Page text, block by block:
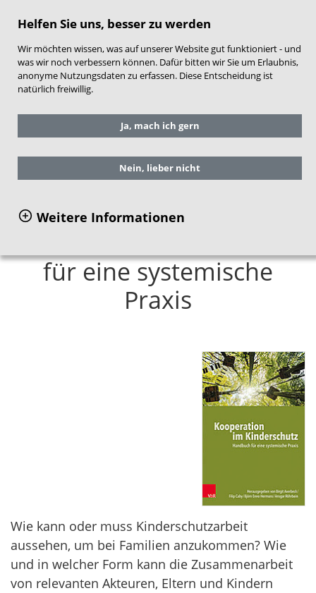
Helfen Sie uns, besser zu werden
Wir möchten wissen, was auf unserer Website gut funktioniert - und
was wir noch verbessern können. Dafür bitten wir Sie um Erlaubnis,
anonyme Nutzungsdaten zu erfassen. Diese Entscheidung ist
natürlich freiwillig.
Ja, mach ich gern
Nein, lieber nicht
Weitere Informationen
Sie befinden sich hier: Service
Einzelansicht Publikationen
Kooperation im
für eine systemische
Praxis
Wie kann oder muss Kinderschutzarbeit
aussehen, um bei Familien anzukommen? Wie
und in welcher Form kann die Zusammenarbeit
von relevanten Akteuren, Eltern und Kindern